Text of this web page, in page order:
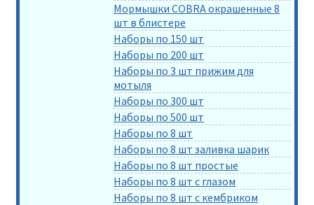
Мормышки COBRA окрашенные 8
шт в блистере
Наборы по 150 шт
Наборы по 200 шт
Наборы по 3 шт прижим для
мотыля
Наборы по 300 шт
Наборы по 500 шт
Наборы по 8 шт
Наборы по 8 шт заливка шарик
Наборы по 8 шт простые
Наборы по 8 шт с глазом
Наборы по 8 шт с кембриком